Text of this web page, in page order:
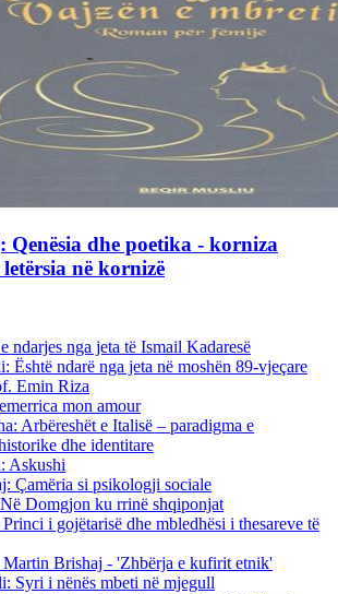
Qenësia dhe poetika - korniza
në kornizë
ndarjes nga jeta të Ismail Kadaresë
Është ndarë nga jeta në moshën 89-vjeçare
Emin Riza
mon amour
Arbëreshët e Italisë – paradigma e
dhe identitare
Askushi
Çamëria si psikologji sociale
Domgjon ku rrinë shqiponjat
i gojëtarisë dhe mbledhësi i thesareve të
Brishaj - 'Zhbërja e kufirit etnik'
Syri i nënës mbeti në mjegull